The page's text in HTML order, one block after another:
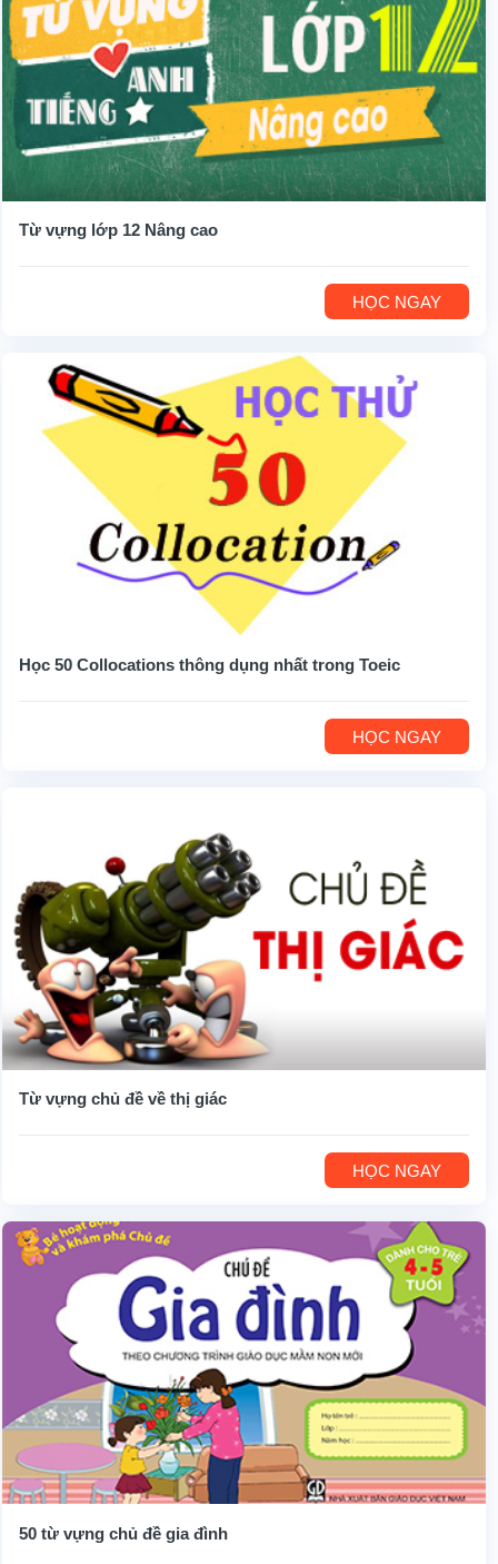
Từ vựng lớp 12 Nâng cao
HỌC NGAY
Học 50 Collocations thông dụng nhất trong Toeic
HỌC NGAY
Từ vựng chủ đề về thị giác
HỌC NGAY
50 từ vựng chủ đề gia đình